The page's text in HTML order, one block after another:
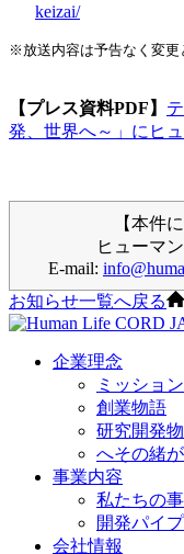
keizai/
※放送内容は予告なく変更
【プレス資料PDF】
発、世界へ～」にヒ
【本件
ヒューマ
E-mail:
お知らせ一覧へ戻る
企業理念
ミッショ
創業物語
研究開発
へその緒
事業内容
私たちの
開発パイ
会社情報